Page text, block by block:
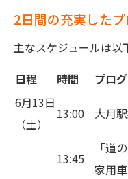
2日間の充実した
主なスケジュールは以
日程
時間
プロ
6月13日
（土）
13:00 大月
13:45
「道
家用